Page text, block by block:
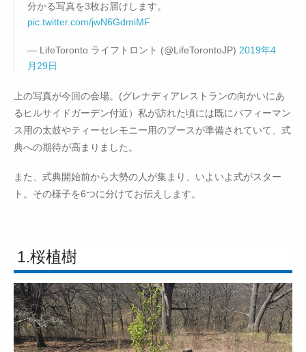
分かる写真を3枚お届けします。
pic.twitter.com/jwN6GdmiMF
— LifeToronto ライフトロント (@LifeTorontoJP) 2019年4
月29日
上の写真が今回の会場。(グレナディアレストランの向かいにあ
るヒルサイドガーデン付近）私が訪れた頃には既にパフィーマン
ス用の太鼓やティーセレモニー用のブースが準備されていて、式
典への期待が高まりました。
また、式典開始前から大勢の人が集まり、いよいよ式がスター
ト。その様子を6つに分けてお伝えします。
1.桜植樹